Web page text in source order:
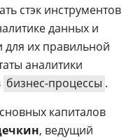
стэк инструментов
данных и
для их правильной
аналитики
бизнес-процессы .
капиталов
, ведущий